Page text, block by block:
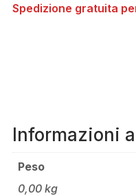
Spedizione gratuita
Informazioni
Peso
0,00 kg